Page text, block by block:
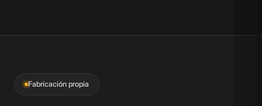
Fabricación propia